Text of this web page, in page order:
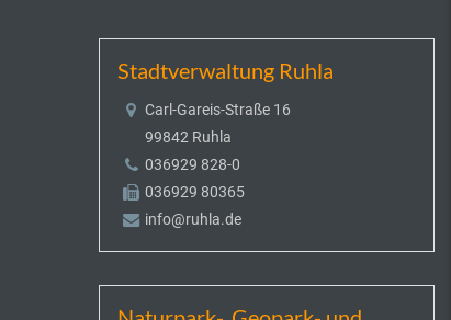
Stadtverwaltung Ruhla
Carl-Gareis-Straße 16
99842 Ruhla
036929 828-0
036929 80365
info@ruhla.de